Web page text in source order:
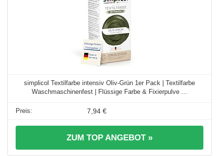
simplicol Textilfarbe intensiv Oliv-Grün 1er Pack | Textilfarbe
Waschmaschinenfest | Flüssige Farbe & Fixierpulve ...
7,94 €
ZUM TOP ANGEBOT »